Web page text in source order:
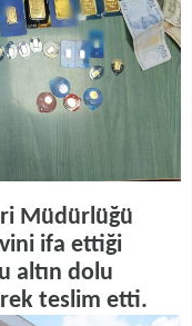
Müdürlüğü
ifa ettiği
altın dolu
teslim etti.